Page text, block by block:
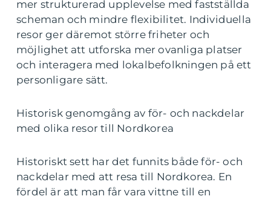
mer strukturerad upplevelse med fastställda
scheman och mindre flexibilitet. Individuella
resor ger däremot större friheter och
möjlighet att utforska mer ovanliga platser
och interagera med lokalbefolkningen på ett
personligare sätt.
Historisk genomgång av för- och nackdelar
med olika resor till Nordkorea
Historiskt sett har det funnits både för- och
nackdelar med att resa till Nordkorea. En
fördel är att man får vara vittne till en